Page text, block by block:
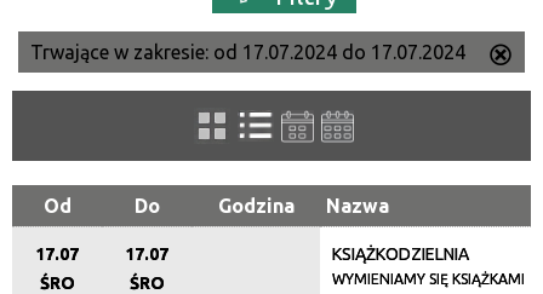
Szukana fraza
Kategoria
Trwające w zakresie
Trwające w zakresie: od 17.07.2024 do 17.07.2024
ten
Od Do Godzina Nazwa
17.07
ŚRO
17.07
ŚRO
KSIĄŻKODZIELNIA
WYMIENIAMY SIĘ KSIĄŻKAMI